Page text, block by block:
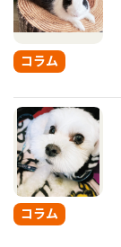
コラム
コラム